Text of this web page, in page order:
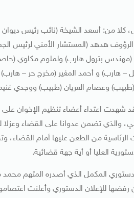
كلا من: أسعد الشيخة (نائب رئيس
هدهد (المستشار الأمني لرئيس
(مهندس بترول هارب) ولملوم مكاوي
و أحمد المغير (مخرج حر – هارب)
أحداث قصر الاتحادية التي وقعت في ديسمبر 2012 قد شهدت اعتداء
تضمن عدوانا على القضاء وعزلا
الرئاسية من الطعن عليها أمام
العليا أو أية جهة قضائية.
رفضها للإعلان الدستوري وأعلنت